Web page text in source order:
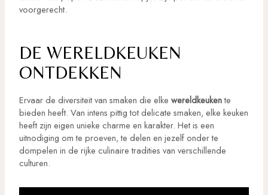
voorgerecht.
DE WERELDKEUKEN
ONTDEKKEN
Ervaar de diversiteit van smaken die elke wereldkeukente
bieden heeft. Van intens pittig tot delicate smaken, elke keuken
heeft zijn eigen unieke charme en karakter. Het is een
uitnodiging om te proeven, te delen en jezelf onder te
dompelen in de rijke culinaire tradities van verschillende
culturen.